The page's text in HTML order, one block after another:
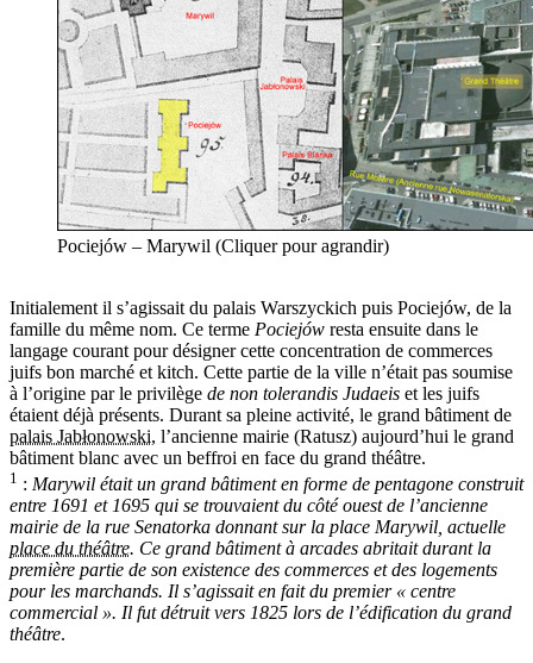
Pociejów – Marywil (Cliquer pour agrandir)
Initialement il s’agissait du palais Warszyckich puis Pociejów, de la
famille du même nom. Ce terme Pociejów resta ensuite dans le
langage courant pour désigner cette concentration de commerces
juifs bon marché et kitch. Cette partie de la ville n’était pas soumise
à l’origine par le privilège de non tolerandis Judaeis et les juifs
étaient déjà présents. Durant sa pleine activité, le grand bâtiment de
palais Jabłonowski, l’ancienne mairie (Ratusz) aujourd’hui le grand
bâtiment blanc avec un beffroi en face du grand théâtre.
1 : Marywil était un grand bâtiment en forme de pentagone construit
entre 1691 et 1695 qui se trouvaient du côté ouest de l’ancienne
mairie de la rue Senatorka donnant sur la place Marywil, actuelle
place du théâtre. Ce grand bâtiment à arcades abritait durant la
première partie de son existence des commerces et des logements
pour les marchands. Il s’agissait en fait du premier « centre
commercial ». Il fut détruit vers 1825 lors de l’édification du grand
théâtre.